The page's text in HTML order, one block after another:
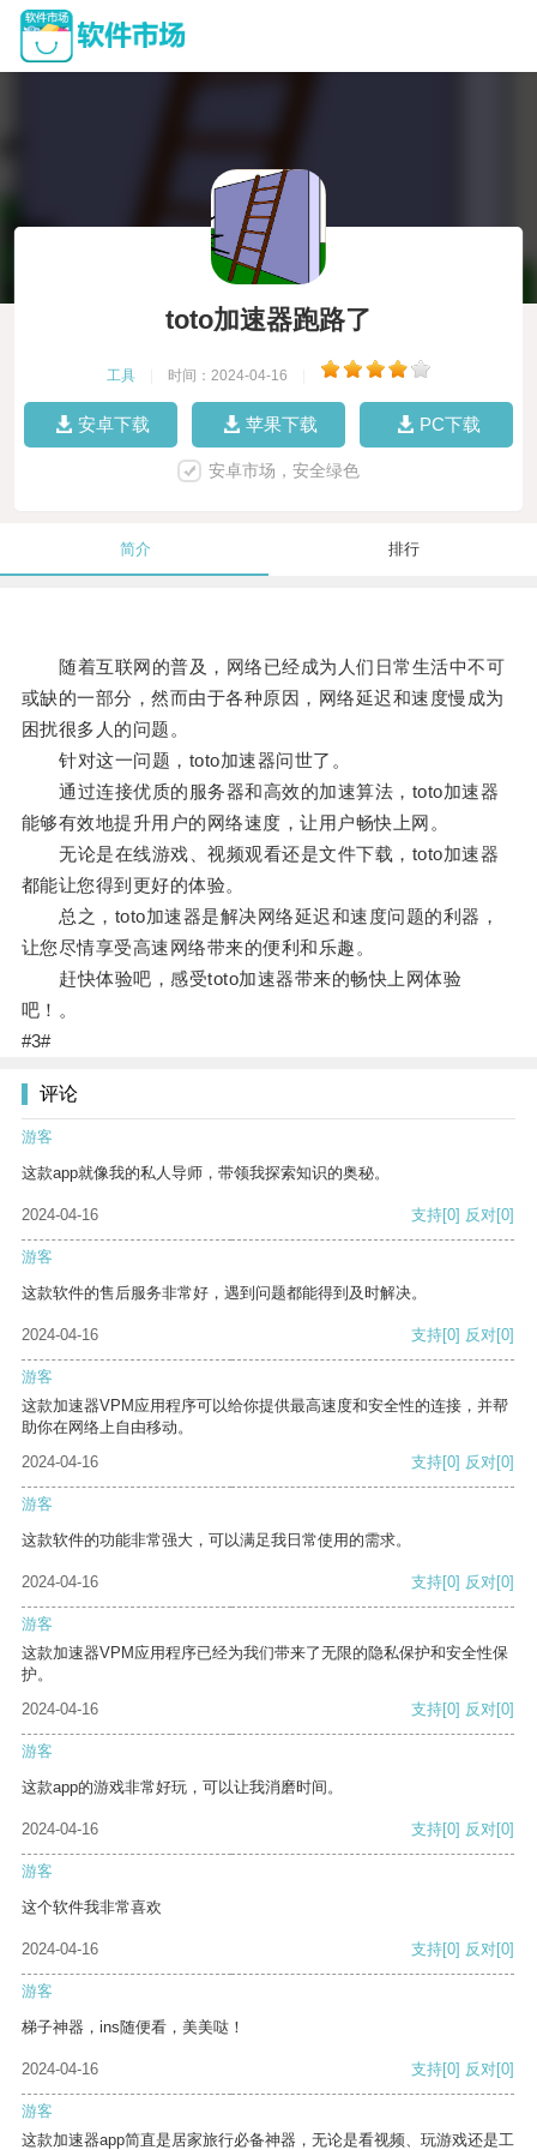
toto加速器跑路了
工具 时间：2024-04-16
安卓下载 苹果下载 PC下载
安卓市场，安全绿色
简介 排行
随着互联网的普及，网络已经成为人们日常生活中不可
或缺的一部分，然而由于各种原因，网络延迟和速度慢成为
困扰很多人的问题。
针对这一问题，toto加速器问世了。
通过连接优质的服务器和高效的加速算法，toto加速器
能够有效地提升用户的网络速度，让用户畅快上网。
无论是在线游戏、视频观看还是文件下载，toto加速器
都能让您得到更好的体验。
总之，toto加速器是解决网络延迟和速度问题的利器，
让您尽情享受高速网络带来的便利和乐趣。
赶快体验吧，感受toto加速器带来的畅快上网体验
吧！。
#3#
评论
游客
这款app就像我的私人导师，带领我探索知识的奥秘。
2024-04-16 支持[0] 反对[0]
游客
这款软件的售后服务非常好，遇到问题都能得到及时解决。
2024-04-16 支持[0] 反对[0]
游客
这款加速器VPM应用程序可以给你提供最高速度和安全性的连接，并帮
助你在网络上自由移动。
2024-04-16
支持[0] 反对[0]
游客
这款软件的功能非常强大，可以满足我日常使用的需求。
2024-04-16 支持[0] 反对[0]
游客
这款加速器VPM应用程序已经为我们带来了无限的隐私保护和安全性保
护。
2024-04-16
支持[0] 反对[0]
游客
这款app的游戏非常好玩，可以让我消磨时间。
2024-04-16 支持[0] 反对[0]
游客
这个软件我非常喜欢
2024-04-16 支持[0] 反对[0]
游客
梯子神器，ins随便看，美美哒！
2024-04-16 支持[0] 反对[0]
游客
这款加速器app简直是居家旅行必备神器，无论是看视频、玩游戏还是工